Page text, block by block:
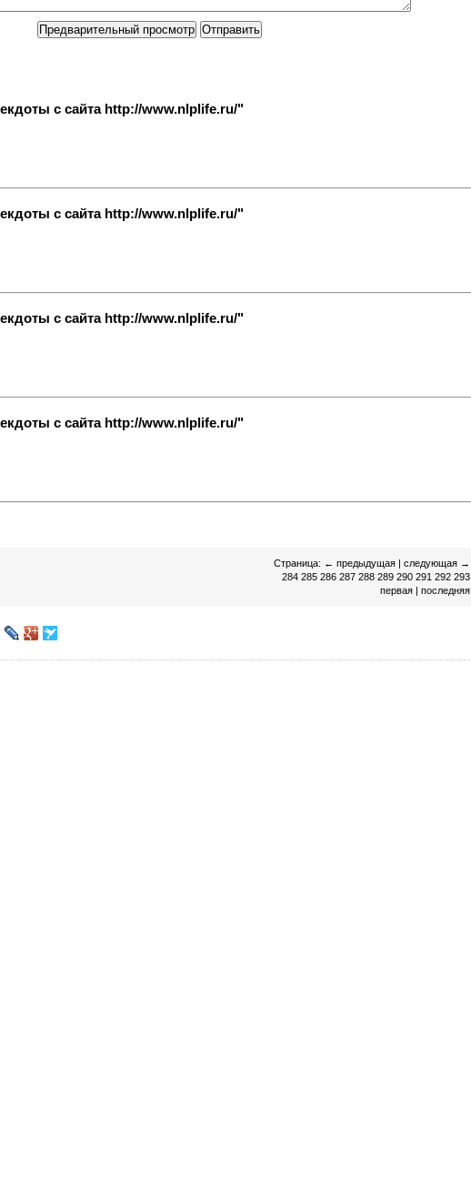
с сайта http://www.nlplife.ru/"
с сайта http://www.nlplife.ru/"
с сайта http://www.nlplife.ru/"
с сайта http://www.nlplife.ru/"
Страница: ← предыдущая | следующая →
284 285 286 287 288 289 290 291 292 293
первая | последняя